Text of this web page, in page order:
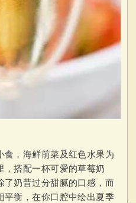
食，海鲜前菜及红色水果为
，搭配一杯可爱的草莓奶
了奶昔过分甜腻的口感，而
平衡，在你口腔中绘出夏季